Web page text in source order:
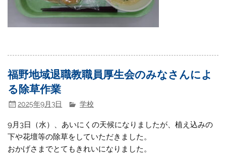
福野地域退職教職員厚生会のみなさんによ
る除草作業
2025年9月3日 学校
9月3日（水）、あいにくの天候になりましたが、植え込みの
下や花壇等の除草をしていただきました。
おかげさまでとてもきれいになりました。